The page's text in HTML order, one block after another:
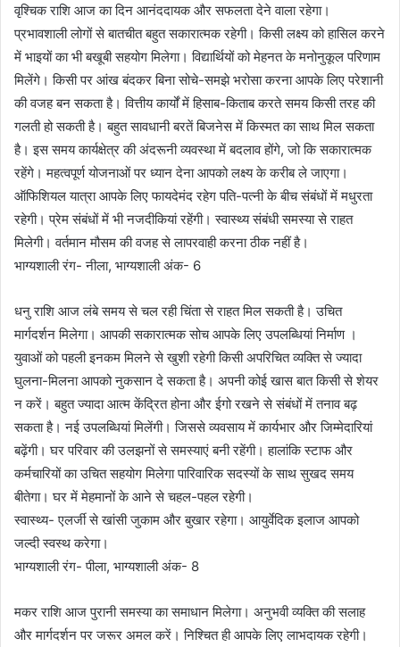
वृश्चिक राशि आज का दिन आनंददायक और सफलता देने वाला रहेगा।
प्रभावशाली लोगों से बातचीत बहुत सकारात्मक रहेगी। किसी लक्ष्य को हासिल करने
में भाइयों का भी बखूबी सहयोग मिलेगा। विद्यार्थियों को मेहनत के मनोनुकूल परिणाम
मिलेंगे। किसी पर आंख बंदकर बिना सोचे-समझे भरोसा करना आपके लिए परेशानी
की वजह बन सकता है। वित्तीय कार्यों में हिसाब-किताब करते समय किसी तरह की
गलती हो सकती है। बहुत सावधानी बरतें बिजनेस में किस्मत का साथ मिल सकता
है। इस समय कार्यक्षेत्र की अंदरूनी व्यवस्था में बदलाव होंगे, जो कि सकारात्मक
रहेंगे। महत्वपूर्ण योजनाओं पर ध्यान देना आपको लक्ष्य के करीब ले जाएगा।
ऑफिशियल यात्रा आपके लिए फायदेमंद रहेग पति-पत्नी के बीच संबंधों में मधुरता
रहेगी। प्रेम संबंधों में भी नजदीकियां रहेंगी। स्वास्थ्य संबंधी समस्या से राहत
मिलेगी। वर्तमान मौसम की वजह से लापरवाही करना ठीक नहीं है।
भाग्यशाली रंग- नीला, भाग्यशाली अंक- 6
धनु राशि आज लंबे समय से चल रही चिंता से राहत मिल सकती है। उचित
मार्गदर्शन मिलेगा। आपकी सकारात्मक सोच आपके लिए उपलब्धियां निर्माण ।
युवाओं को पहली इनकम मिलने से खुशी रहेगी किसी अपरिचित व्यक्ति से ज्यादा
घुलना-मिलना आपको नुकसान दे सकता है। अपनी कोई खास बात किसी से शेयर
न करें। बहुत ज्यादा आत्म केंद्रित होना और ईगो रखने से संबंधों में तनाव बढ़
सकता है। नई उपलब्धियां मिलेंगी। जिससे व्यवसाय में कार्यभार और जिम्मेदारियां
बढ़ेंगी। घर परिवार की उलझनों से समस्याएं बनी रहेंगी। हालांकि स्टाफ और
कर्मचारियों का उचित सहयोग मिलेगा पारिवारिक सदस्यों के साथ सुखद समय
बीतेगा। घर में मेहमानों के आने से चहल-पहल रहेगी।
स्वास्थ्य- एलर्जी से खांसी जुकाम और बुखार रहेगा। आयुर्वेदिक इलाज आपको
जल्दी स्वस्थ करेगा।
भाग्यशाली रंग- पीला, भाग्यशाली अंक- 8
मकर राशि आज पुरानी समस्या का समाधान मिलेगा। अनुभवी व्यक्ति की सलाह
और मार्गदर्शन पर जरूर अमल करें। निश्चित ही आपके लिए लाभदायक रहेगी।